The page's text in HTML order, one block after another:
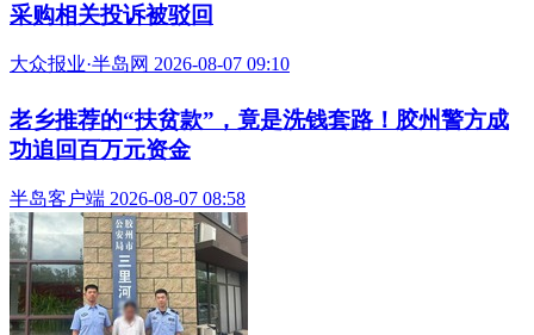
采购相关投诉被驳回
大众报业·半岛网 2026-08-07 09:10
老乡推荐的“扶贫款”，竟是洗钱套路！胶州警方成
功追回百万元资金
半岛客户端 2026-08-07 08:58